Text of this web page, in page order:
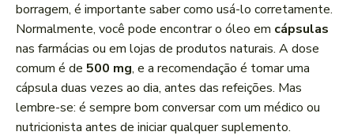
borragem, é importante saber como usá-lo corretamente.
Normalmente, você pode encontrar o óleo em cápsulas
nas farmácias ou em lojas de produtos naturais. A dose
comum é de 500 mg, e a recomendação é tomar uma
cápsula duas vezes ao dia, antes das refeições. Mas
lembre-se: é sempre bom conversar com um médico ou
nutricionista antes de iniciar qualquer suplemento.